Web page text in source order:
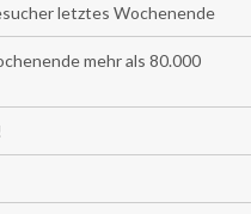
letztes Wochenende
mehr als 80.000